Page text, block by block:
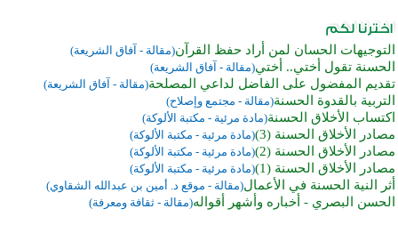
التوجيهات الحسان لمن أراد حفظ القرآن(مقالة - آفاق الشريعة)
الحسنة تقول أختي.. أختي(مقالة - آفاق الشريعة)
تقديم المفضول على الفاضل لداعي المصلحة(مقالة - آفاق الشريعة)
التربية بالقدوة الحسنة(مقالة - مجتمع وإصلاح)
اكتساب الأخلاق الحسنة(مادة مرئية - مكتبة الألوكة)
مصادر الأخلاق الحسنة (3) (مادة مرئية - مكتبة الألوكة)
مصادر الأخلاق الحسنة (2) (مادة مرئية - مكتبة الألوكة)
مصادر الأخلاق الحسنة (1) (مادة مرئية - مكتبة الألوكة)
أثر النية الحسنة في الأعمال(مقالة - موقع د. أمين بن عبدالله الشقاوي)
الحسن البصري - أخباره وأشهر أقواله(مقالة - ثقافة ومعرفة)